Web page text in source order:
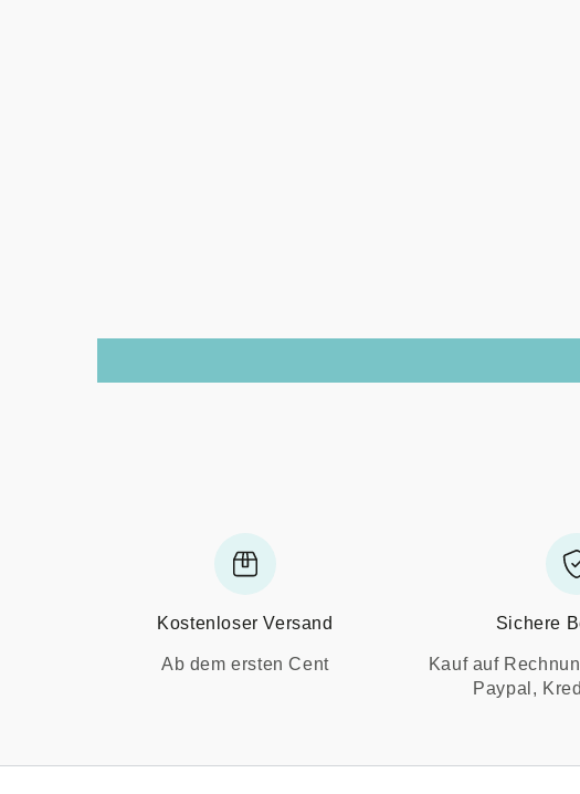
Kostenloser Versand
Ab dem ersten Cent
Sichere
Kauf auf
Paypal,